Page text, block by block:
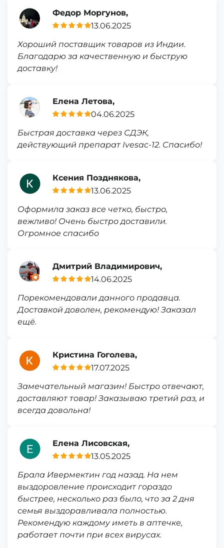
Федор Моргунов,
13.06.2025
Хороший поставщик товаров из Индии.
Благодарю за качественную и быструю
доставку!
Елена Летова,
04.06.2025
Быстрая доставка через СДЭК,
действующий препарат Ivesac-12. Спасибо!
Ксения Позднякова,
13.06.2025
Оформила заказ все четко, быстро,
вежливо! Очень быстро доставили.
Огромное спасибо
Дмитрий Владимирович,
14.06.2025
Порекомендовали данного продавца.
Доставкой доволен, рекомендую! Заказал
ещё.
Кристина Гоголева,
17.07.2025
Замечательный магазин! Быстро отвечают,
доставляют товар! Заказываю третий раз, и
всегда довольна!
Елена Лисовская,
13.05.2025
Брала Ивермектин год назад. На нем
выздоровление происходит гораздо
быстрее, несколько раз было, что за 2 дня
семья выздоравливала полностью.
Рекомендую каждому иметь в аптечке,
работает почти при всех вирусах.